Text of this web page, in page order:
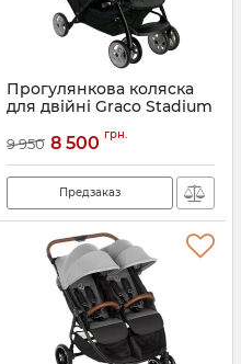
Прогулянкова коляска
для двійні Graco Stadium
Артикул: 3660730042335
9 950 8 500 грн.
Предзаказ